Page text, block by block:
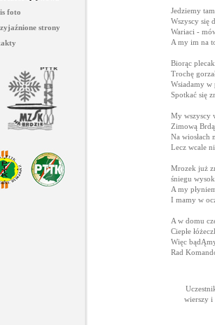
foto
strony
Jedziemy
Wszyscy się
Wariaci -
A my im na
Biorąc
Trochę
Wsiadamy w
Spotkać się
My wszyscy
Zimową Brdą
Na wiosłach
Lecz wcale
Mrozek już
śniegu
A my
I mamy w
A w domu
Ciepłe
Więc
Rad
wierszy i